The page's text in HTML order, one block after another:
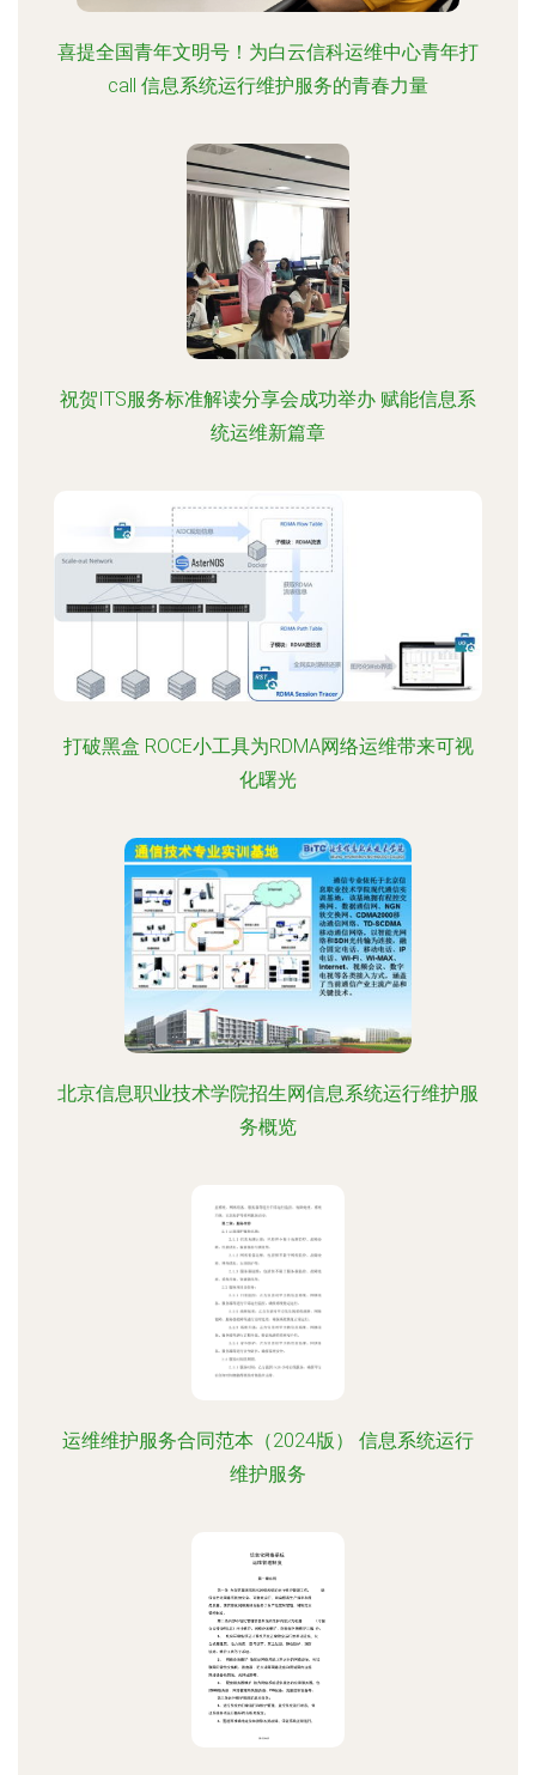
喜提全国青年文明号！为白云信科运维中心青年打
call 信息系统运行维护服务的青春力量
祝贺ITS服务标准解读分享会成功举办 赋能信息系
统运维新篇章
打破黑盒 ROCE小工具为RDMA网络运维带来可视
化曙光
北京信息职业技术学院招生网信息系统运行维护服
务概览
运维维护服务合同范本（2024版） 信息系统运行
维护服务